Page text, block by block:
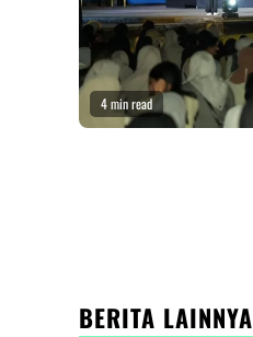
4 min read
BERITA LAINNYA